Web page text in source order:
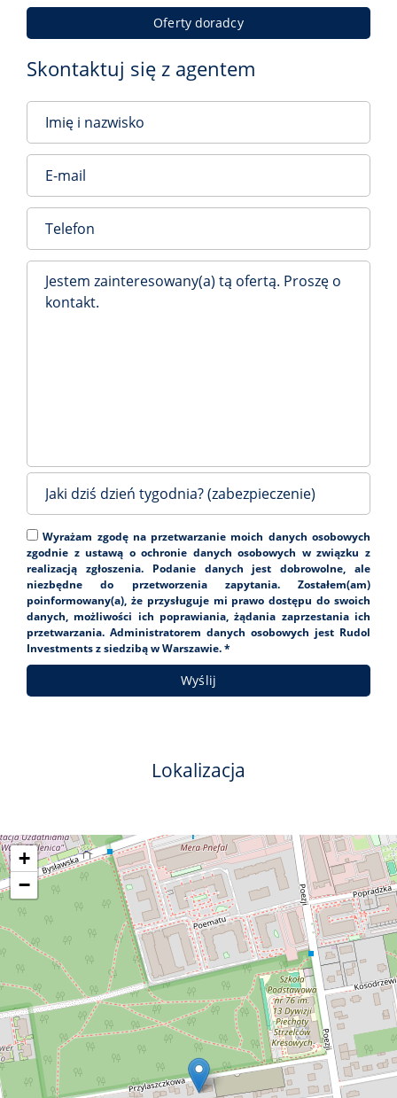
Oferty doradcy
Skontaktuj się z agentem
Wyrażam zgodę na przetwarzanie moich danych osobowych
zgodnie z ustawą o ochronie danych osobowych w związku z
realizacją zgłoszenia. Podanie danych jest dobrowolne, ale
niezbędne do przetworzenia zapytania. Zostałem(am)
poinformowany(a), że przysługuje mi prawo dostępu do swoich
danych, możliwości ich poprawiania, żądania zaprzestania ich
przetwarzania. Administratorem danych osobowych jest Rudol
Investments z siedzibą w Warszawie. *
Lokalizacja
+
−